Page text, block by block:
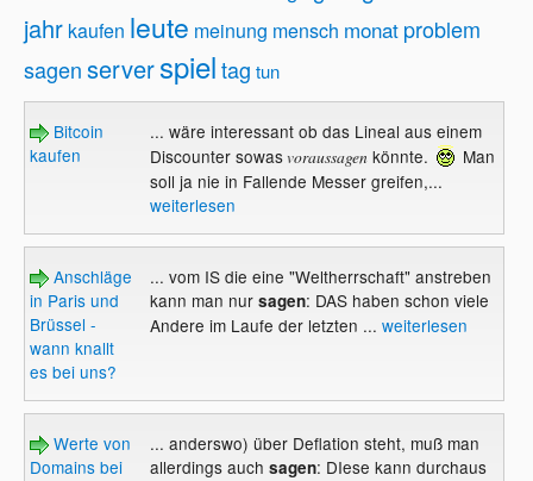
jahr kaufen leute meinung mensch monat problem
sagenserverspieltag tun
Bitcoin
kaufen
... wäre interessant ob das Lineal aus einem
Discounter sowasvoraussagenkönnte.
Man
soll ja nie in Fallende Messer greifen,...
weiterlesen
Anschläge
in Paris und
Brüssel -
wann knallt
es bei uns?
... vom IS die eine "Weltherrschaft" anstreben
kann man nursagen: DAS haben schon viele
Andere im Laufe der letzten ... weiterlesen
Werte von
Domains bei
... anderswo) über Deflation steht, muß man
allerdings auch sagen: DIese kann durchaus